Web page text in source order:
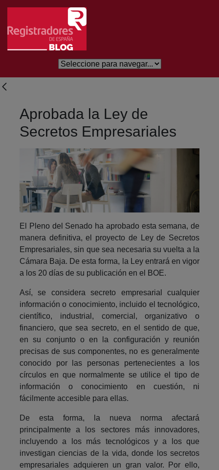
Saltar al contenido principal
Aprobada la Ley de
Secretos Empresariales
El Pleno del Senado ha aprobado esta semana, de
manera definitiva, el proyecto de Ley de Secretos
Empresariales, sin que sea necesaria su vuelta a la
Cámara Baja. De esta forma, la Ley entrará en vigor
a los 20 días de su publicación en el BOE.
Así, se considera secreto empresarial cualquier
información o conocimiento, incluido el tecnológico,
científico, industrial, comercial, organizativo o
financiero, que sea secreto, en el sentido de que,
en su conjunto o en la configuración y reunión
precisas de sus componentes, no es generalmente
conocido por las personas pertenecientes a los
círculos en que normalmente se utilice el tipo de
información o conocimiento en cuestión, ni
fácilmente accesible para ellas.
De esta forma, la nueva norma afectará
principalmente a los sectores más innovadores,
incluyendo a los más tecnológicos y a los que
investigan ciencias de la vida, donde los secretos
empresariales adquieren un gran valor. Por ello,